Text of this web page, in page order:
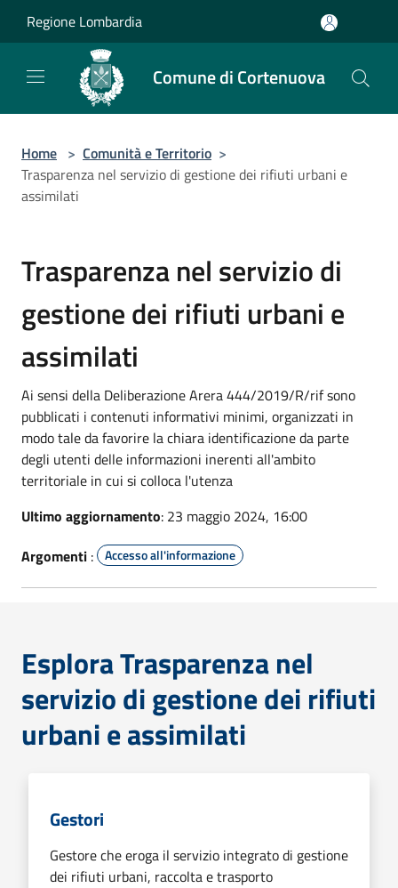
Regione Lombardia
Comune di Cortenuova
Home > Comunità e Territorio >
Trasparenza nel servizio di gestione dei rifiuti urbani e
assimilati
Trasparenza nel servizio di
gestione dei rifiuti urbani e
assimilati
Ai sensi della Deliberazione Arera 444/2019/R/rif sono
pubblicati i contenuti informativi minimi, organizzati in
modo tale da favorire la chiara identificazione da parte
degli utenti delle informazioni inerenti all'ambito
territoriale in cui si colloca l'utenza
Ultimo aggiornamento: 23 maggio 2024, 16:00
Argomenti : Accesso all'informazione
Esplora Trasparenza nel
servizio di gestione dei rifiuti
urbani e assimilati
Gestori
Gestore che eroga il servizio integrato di gestione
dei rifiuti urbani, raccolta e trasporto